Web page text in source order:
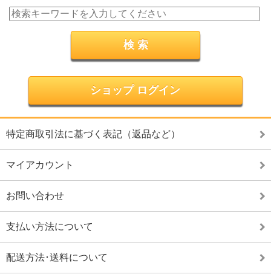
ショップ ログイン
特定商取引法に基づく表記（返品など）
マイアカウント
お問い合わせ
支払い方法について
配送方法･送料について